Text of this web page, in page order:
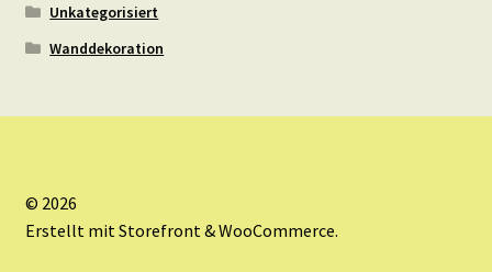
Unkategorisiert
Wanddekoration
© 2026
Erstellt mit Storefront & WooCommerce.